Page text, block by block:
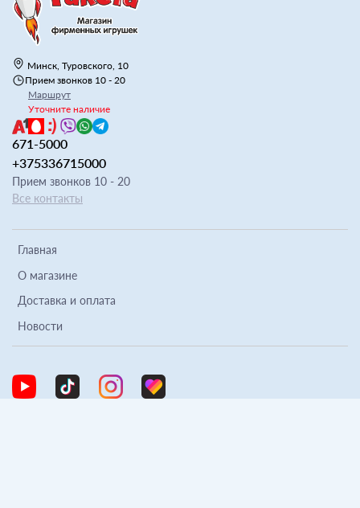
Главная
О магазине
Доставка и оплата
Новости
Минск, Туровского, 10
Прием звонков 10 - 20
Маршрут
Уточните наличие
671-5000
+375336715000
Прием звонков 10 - 20
Все контакты